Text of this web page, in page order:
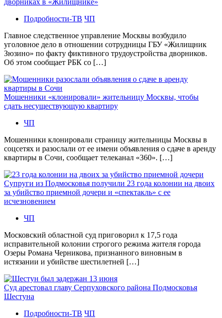
Подробности-ТВ ЧП
Главное следственное управление Москвы возбудило
уголовное дело в отношении сотрудницы ГБУ «Жилищник
Зюзино» по факту фиктивного трудоустройства дворников.
Об этом сообщает РБК со […]
Мошенники «клонировали» жительницу Москвы, чтобы
сдать несуществующую квартиру
ЧП
Мошенники клонировали страницу жительницы Москвы в
соцсетях и разослали от ее имени объявления о сдаче в аренду
квартиры в Сочи, сообщает телеканал «360». […]
Супруги из Подмосковья получили 23 года колонии на двоих
за убийство приемной дочери и «спектакль» с ее
исчезновением
ЧП
Московский областной суд приговорил к 17,5 года
исправительной колонии строгого режима жителя города
Озеры Романа Черникова, признанного виновным в
истязании и убийстве шестилетней […]
Суд арестовал главу Серпуховского района Подмосковья
Шестуна
Подробности-ТВ ЧП